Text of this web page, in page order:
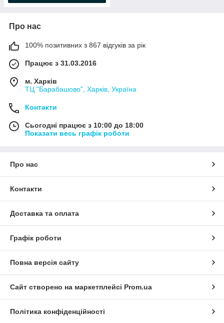
Про нас
100% позитивних з 867 відгуків за рік
Працює з 31.03.2016
м. Харків
ТЦ "Барабашово", Харків, Україна
Контакти
Сьогодні працює з 10:00 до 18:00
Показати весь графік роботи
Про нас
Контакти
Доставка та оплата
Графік роботи
Повна версія сайту
Сайт створено на маркетплейсі Prom.ua
Політика конфіденційності